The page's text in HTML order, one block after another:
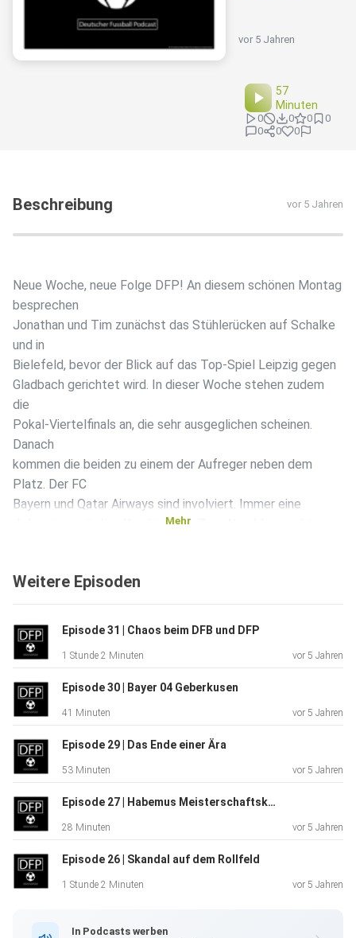
vor 5 Jahren
57
Minuten
0 0 0
0
0
0 0
Beschreibung vor 5 Jahren
Neue Woche, neue Folge DFP! An diesem schönen Montag
besprechen
Jonathan und Tim zunächst das Stühlerücken auf Schalke
und in
Bielefeld, bevor der Blick auf das Top-Spiel Leipzig gegen
Gladbach gerichtet wird. In dieser Woche stehen zudem
die
Pokal-Viertelfinals an, die sehr ausgeglichen scheinen.
Danach
kommen die beiden zu einem der Aufreger neben dem
Platz. Der FC
Bayern und Qatar Airways sind involviert. Immer eine
diskussionswürdige Kombination. Zum Abschluss geht es
tatsächlich
Und mit
welchem Gefühl blicken Jonathan und Tim den WM-Quali-
Spielen Ende
März entgegen? Das alles erfahrt ihr in der aktuellen Folge
des
Apple
Podcast da und folgt uns auf Twitter und Instagram!
Twitter: @tim_dettmar23 @moritzzinken1 @Joni1899
Mehr
Weitere Episoden
Episode 31 | Chaos beim DFB und DFP
1 Stunde 2 Minuten vor 5 Jahren
Episode 30 | Bayer 04 Geberkusen
41 Minuten vor 5 Jahren
Episode 29 | Das Ende einer Ära
53 Minuten vor 5 Jahren
Episode 27 | Habemus Meisterschaftskampf!
28 Minuten vor 5 Jahren
Episode 26 | Skandal auf dem Rollfeld
1 Stunde 2 Minuten vor 5 Jahren
In Podcasts werben